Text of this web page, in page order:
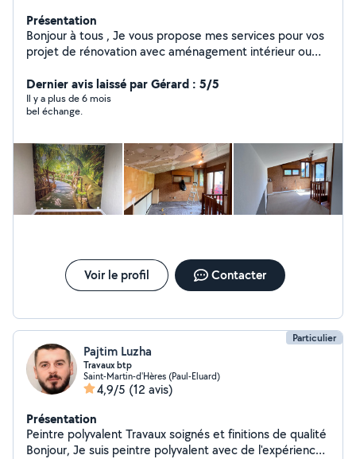
Présentation
Bonjour à tous , Je vous propose mes services pour vos
projet de rénovation avec aménagement intérieur ou
de papier peint ,placo , revêtements de sols ,pour
mettre en valeur votre bien. Mais également la pose de
votre de votre cuisine , meuble ,.. N'hésitez pas à
un aperçu de mon travail . Pour plus d'informations
n'hésitez pas à me contacter directement .
Dernier avis laissé par Gérard : 5/5
Il y a plus de 6 mois
bel échange.
Voir le profil Contacter
Particulier
Pajtim Luzha
Travaux btp
Saint-Martin-d'Hères (Paul-Eluard)
4,9/5 (12 avis)
Présentation
Peintre polyvalent Travaux soignés et finitions de qualité
Bonjour, Je suis peintre polyvalent avec de l'expérience